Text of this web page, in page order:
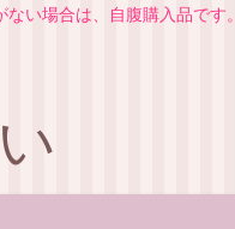
い場合は、自腹購入品です。